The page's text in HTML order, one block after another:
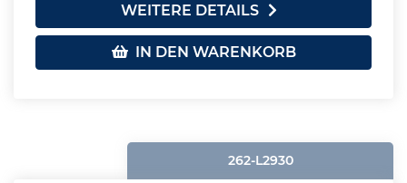
WEITERE DETAILS
IN DEN WARENKORB
262-L2930